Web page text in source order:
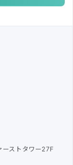
ストタワー27F